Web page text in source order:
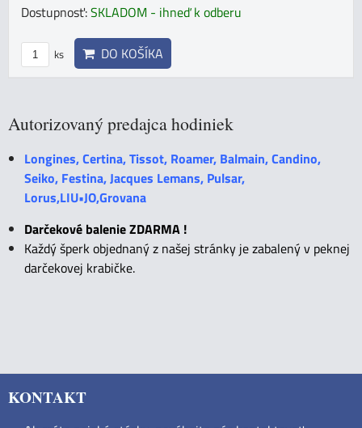
Dostupnosť:SKLADOM - ihneď k odberu
ks DO KOŠÍKA
Autorizovaný predajca hodiniek
Longines, Certina, Tissot, Roamer, Balmain, Candino,
Seiko, Festina, Jacques Lemans, Pulsar,
Lorus,LIU•JO,Grovana
Darčekové balenie ZDARMA !
Každý šperk objednaný z našej stránky je zabalený v peknej
darčekovej krabičke.
KONTAKT